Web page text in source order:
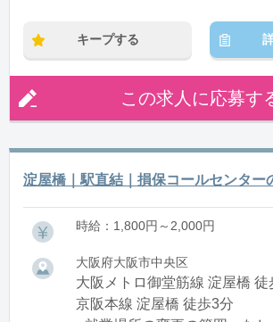
キープする
この求人に応募す
淀屋橋｜駅直結｜損保コールセンター
時給：1,800円～2,000円
大阪府大阪市中央区
大阪メトロ御堂筋線 淀屋橋 徒
京阪本線 淀屋橋 徒歩3分